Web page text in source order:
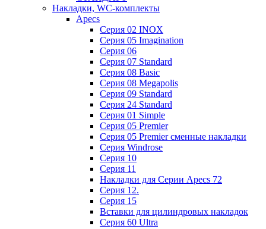
Накладки, WC-комплекты
Apecs
Cерия 02 INOX
Cерия 05 Imagination
Cерия 06
Cерия 07 Standard
Cерия 08 Basic
Cерия 08 Megapolis
Cерия 09 Standard
Cерия 24 Standard
Серия 01 Simple
Серия 05 Premier
Серия 05 Premier сменные накладки
Cерия Windrose
Серия 10
Серия 11
Накладки для Серии Apecs 72
Серия 12.
Серия 15
Вставки для цилиндровых накладок
Серия 60 Ultra